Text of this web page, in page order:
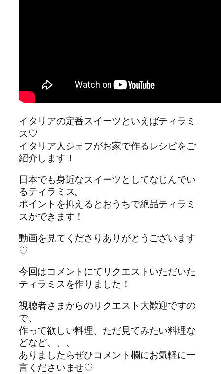
イタリアの定番スイーツといえばティラミ
ス♡
イタリア人シェフがお家で作るレシピをご
紹介します！
日本でも身近なスイーツとしてなじんでい
るティラミス。
ポイントを抑えるとおうちで絶品ティラミ
スができます！
動画を見てくださりありがとうございます
♡
今回はコメントにてリクエストいただいた
ティラミスを作りました！
視聴者さまからのリクエスト大歓迎ですの
で、
作って欲しい料理、ただ見てみたい料理な
どなど、、、
ありましたらぜひコメント欄にお気軽に一
言くださいませ♡